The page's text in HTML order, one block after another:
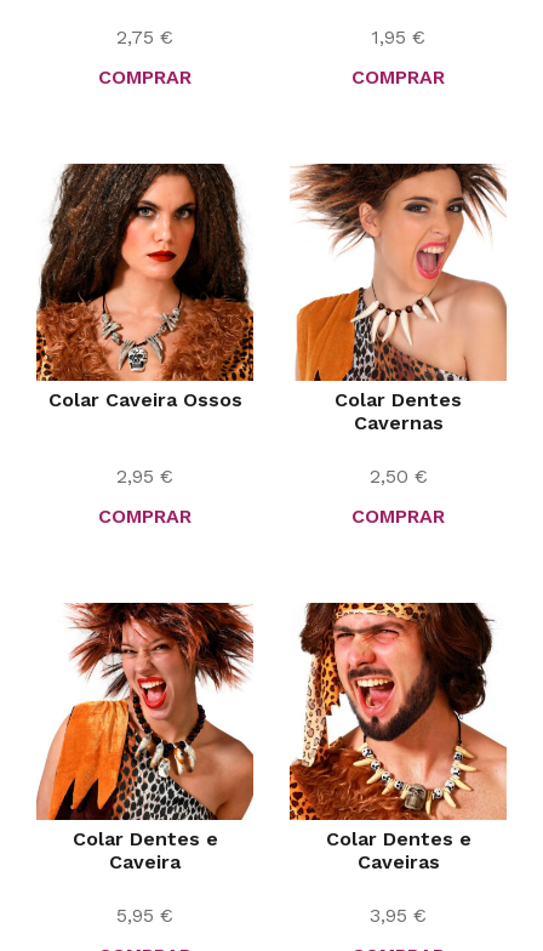
2,75 €
COMPRAR
1,95 €
COMPRAR
Colar Caveira Ossos
2,95 €
COMPRAR
Colar Dentes
Cavernas
2,50 €
COMPRAR
Colar Dentes e
Caveira
5,95 €
Colar Dentes e
Caveiras
3,95 €